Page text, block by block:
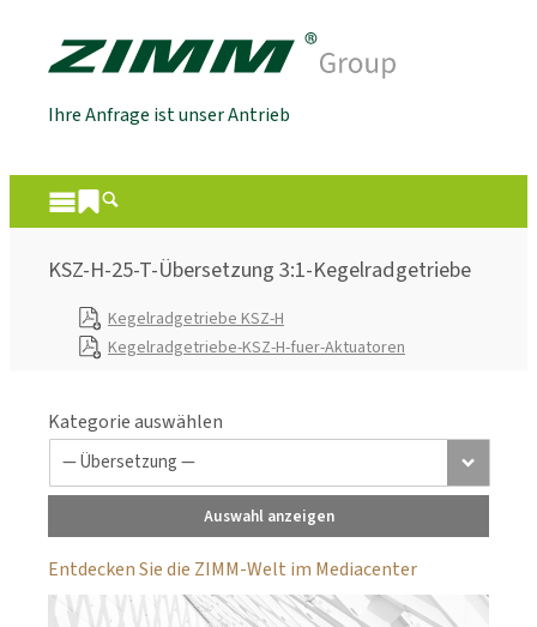
Ihre Anfrage ist unser Antrieb
KSZ-H-25-T-Übersetzung 3:1-Kegelradgetriebe
Kegelradgetriebe KSZ-H
Kegelradgetriebe-KSZ-H-fuer-Aktuatoren
Kategorie auswählen
Auswahl anzeigen
Entdecken Sie die ZIMM-Welt im Mediacenter